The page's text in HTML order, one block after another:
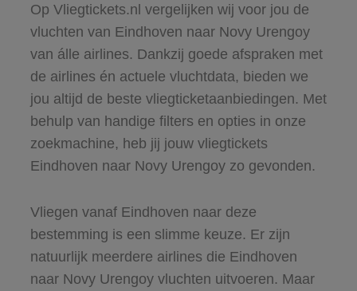
Op Vliegtickets.nl vergelijken wij voor jou de
vluchten van Eindhoven naar Novy Urengoy
van álle airlines. Dankzij goede afspraken met
de airlines én actuele vluchtdata, bieden we
jou altijd de beste vliegticketaanbiedingen. Met
behulp van handige filters en opties in onze
zoekmachine, heb jij jouw vliegtickets
Eindhoven naar Novy Urengoy zo gevonden.
Vliegen vanaf Eindhoven naar deze
bestemming is een slimme keuze. Er zijn
natuurlijk meerdere airlines die Eindhoven
naar Novy Urengoy vluchten uitvoeren. Maar